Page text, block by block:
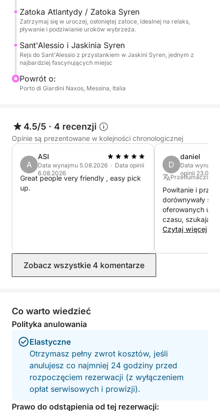
pływanie, relaks i snurkowanie, a następnie powrót
po całym dniu poświęconym odkrywaniu
Zatoka Atlantydy / Zatoka Syren
Zatrzymaj się w uroczej, osłoniętej zatoce, idealnej na relaks,
pływanie i podziwianie uroków wybrzeża.
Sant'Alessio i Jaskinia Syren
Rejs do Sant'Alessio z przystankiem w Jaskini Syren, jednym z
najbardziej fascynujących miejsc
Powrót o:
Porto di Giardini Naxos, Messina, Italia
4.5/5 · 4 recenzji
Opinie są prezentowane w kolejności chronologicznej
A
ASI
Data wynajmu 5.08.2026 · Data opinii
6.08.2026
Great people very friendly , easy pick
up.
D
daniel
Data
opinii
Przetłumaczone
Powitanie i
dorównywały
oferowanych
czasu, szukając
cumowania, bez
Czytaj więcej
Zobacz wszystkie 4 komentarze
Co warto wiedzieć
Polityka anulowania
Elastyczne
Otrzymasz pełny zwrot kosztów, jeśli
anulujesz co najmniej 24 godziny przed
rozpoczęciem rezerwacji (z wyłączeniem
opłat serwisowych i prowizji).
Prawo do odstąpienia od tej rezerwacji: